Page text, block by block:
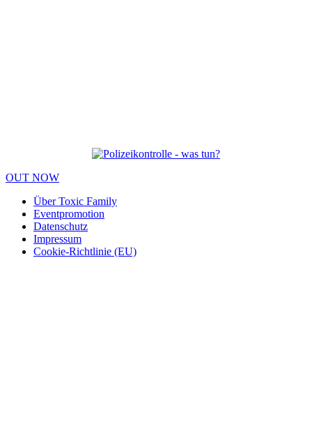
OUT NOW
Über Toxic Family
Eventpromotion
Datenschutz
Impressum
Cookie-Richtlinie (EU)